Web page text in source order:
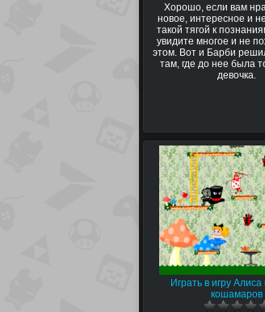
Хорошо, если вам
новое, интересное и
такой тягой к
увидите многое и не
этом. Вот и Барби
там, где до нее была
девочка.
Играть в игру Алиса
кошамаров